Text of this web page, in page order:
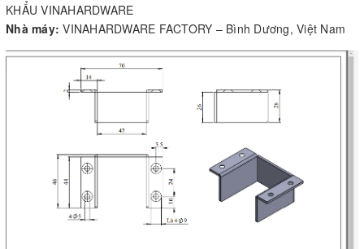
KHẨU VINAHARDWARE
Nhà máy: VINAHARDWARE FACTORY – Bình Dương, Việt Nam